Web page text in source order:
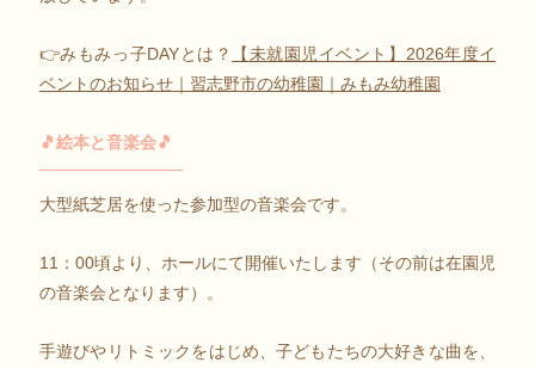
👉みもみっ子DAYとは？
【未就園児イベント】2026年度イ
ベントのお知らせ｜習志野市の幼稚園｜みもみ幼稚園
🎵絵本と音楽会🎵
大型紙芝居を使った参加型の音楽会です。
11：00頃より、ホールにて開催いたします（その前は在園児
の音楽会となります）。
手遊びやリトミックをはじめ、子どもたちの大好きな曲を、